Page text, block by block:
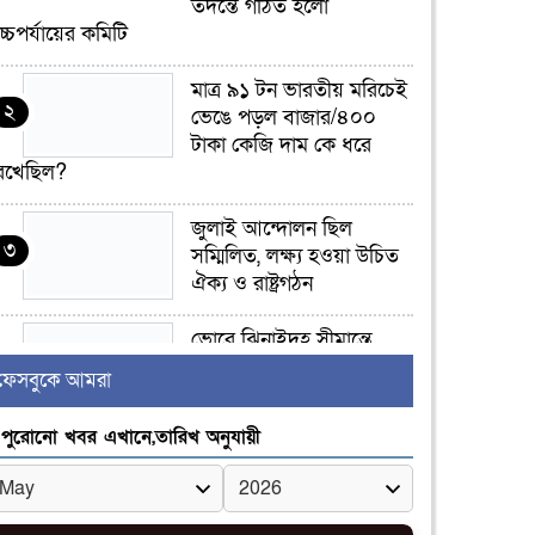
তদন্তে গঠিত হলো
কমিটি
২
মাত্র ৯১ টন ভারতীয় মরিচেই
ভেঙে পড়ল বাজার/৪০০
টাকা কেজি দাম কে ধরে
৩
জুলাই আন্দোলন ছিল
সম্মিলিত, লক্ষ্য হওয়া উচিত
ঐক্য ও রাষ্ট্রগঠন
৪
ভোরে ঝিনাইদহ সীমান্তে
আহত
৫
চুয়াডাঙ্গা/ প্রথম স্ত্রীকে নিয়ে
মালয়েশিয়ায়, দ্বিতীয় স্ত্রী
আমরা
পুরোনো খবর এখানে,তারিখ অনুযায়ী